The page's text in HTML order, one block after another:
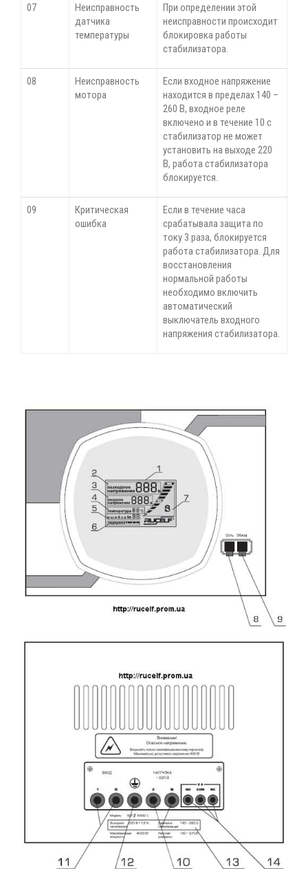
07
Неисправность
датчика
температуры
При определении этой
неисправности происходит
блокировка работы
стабилизатора.
08
Неисправность
мотора
Если входное напряжение
находится в пределах 140 –
260 В, входное реле
включено и в течение 10 с
стабилизатор не может
установить на выходе 220
В, работа стабилизатора
блокируется.
09
Критическая
ошибка
Если в течение часа
срабатывала защита по
току 3 раза, блокируется
работа стабилизатора. Для
восстановления
нормальной работы
необходимо включить
автоматический
выключатель входного
напряжения стабилизатора.